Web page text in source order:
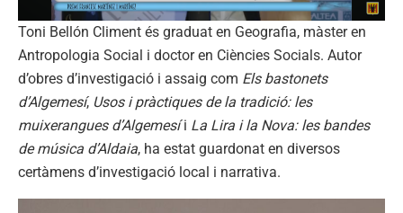
Toni Bellón Climent és graduat en Geografia, màster en
Antropologia Social i doctor en Ciències Socials. Autor
d’obres d’investigació i assaig com Els bastonets
d’Algemesí, Usos i pràctiques de la tradició: les
muixerangues d’Algemesíi La Lira i la Nova: les bandes
de música d’Aldaia, ha estat guardonat en diversos
certàmens d’investigació local i narrativa.